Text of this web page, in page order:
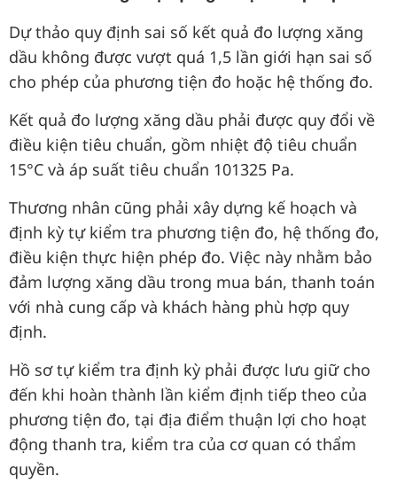
Dự thảo quy định sai số kết quả đo lượng xăng
dầu không được vượt quá 1,5 lần giới hạn sai số
cho phép của phương tiện đo hoặc hệ thống đo.
Kết quả đo lượng xăng dầu phải được quy đổi về
điều kiện tiêu chuẩn, gồm nhiệt độ tiêu chuẩn
15°C và áp suất tiêu chuẩn 101325 Pa.
Thương nhân cũng phải xây dựng kế hoạch và
định kỳ tự kiểm tra phương tiện đo, hệ thống đo,
điều kiện thực hiện phép đo. Việc này nhằm bảo
đảm lượng xăng dầu trong mua bán, thanh toán
với nhà cung cấp và khách hàng phù hợp quy
định.
Hồ sơ tự kiểm tra định kỳ phải được lưu giữ cho
đến khi hoàn thành lần kiểm định tiếp theo của
phương tiện đo, tại địa điểm thuận lợi cho hoạt
động thanh tra, kiểm tra của cơ quan có thẩm
quyền.